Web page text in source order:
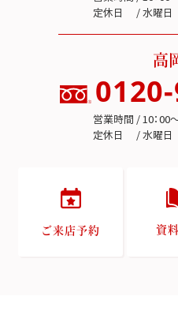
定休日 / 水曜日
高
営業時間 / 10：00
定休日 / 水曜日
ご来店予約 資